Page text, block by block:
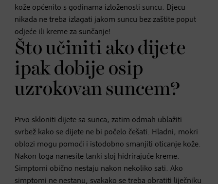
kože općenito s godinama izloženosti suncu. Djecu
nikada ne treba izlagati jakom suncu bez zaštite poput
odjeće ili kreme za sunčanje!
Što učiniti ako dijete
ipak dobije osip
uzrokovan suncem?
Prvo skloniti dijete sa sunca, zatim odmah ublažiti
svrbež kako se dijete ne bi počelo češati. Hladni, mokri
oblozi mogu pomoći i istodobno smanjiti oticanje kože.
Nakon toga nanesite tanki sloj hidrirajuće kreme.
Simptomi obično nestaju nakon nekoliko sati. Ako
simptomi ne nestanu, svakako se treba obratiti liječniku